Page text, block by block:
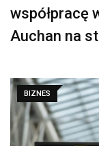
współpracę
Auchan na
BIZNES